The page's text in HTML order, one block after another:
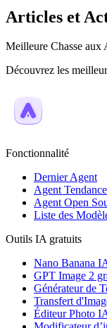
Articles et
Meilleure Chasse aux
Découvrez les
Fonctionnalité
Dernier Agent
Agent Tendance
Agent Open
Liste des
Outils IA gratuits
Nano Banana
GPT Image 2
Générateur de
Transfert
Éditeur Photo